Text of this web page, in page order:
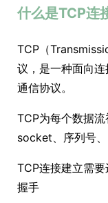
什么是TCP连
TCP（
议，是一种面向
通信协议。
TCP为每个数据
socket、序列号
TCP连接建立需
握手